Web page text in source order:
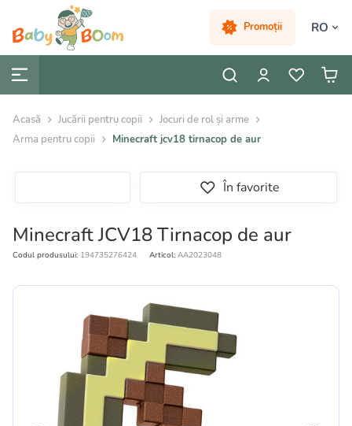
Promoții RO
Acasă Jucării pentru copii
Jocuri de rol și arme
Armа pentru copii
Minecraft jcv18 tirnacop de aur
În favorite
Minecraft JCV18 Tirnacop de aur
Codul produsului: 194735276424 Articol: AA2023048